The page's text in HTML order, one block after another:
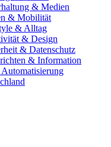
& Medien
& Mobilität
& Alltag
& Design
& Datenschutz
& Information